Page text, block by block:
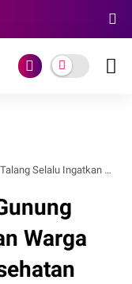
Warga Tentang Protokol Kesehatan
Warga